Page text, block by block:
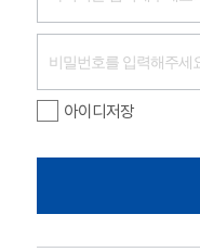
아이디저장